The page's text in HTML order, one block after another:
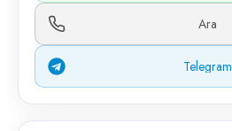
Ara
Telegram